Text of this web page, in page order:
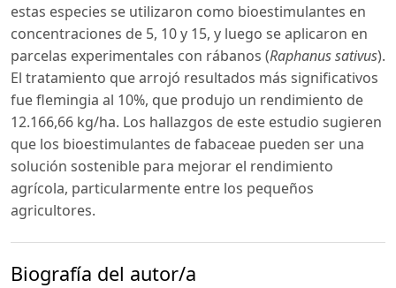
estas especies se utilizaron como bioestimulantes en
concentraciones de 5, 10 y 15, y luego se aplicaron en
parcelas experimentales con rábanos (Raphanus sativus).
El tratamiento que arrojó resultados más significativos
fue flemingia al 10%, que produjo un rendimiento de
12.166,66 kg/ha. Los hallazgos de este estudio sugieren
que los bioestimulantes de fabaceae pueden ser una
solución sostenible para mejorar el rendimiento
agrícola, particularmente entre los pequeños
agricultores.
Biografía del autor/a